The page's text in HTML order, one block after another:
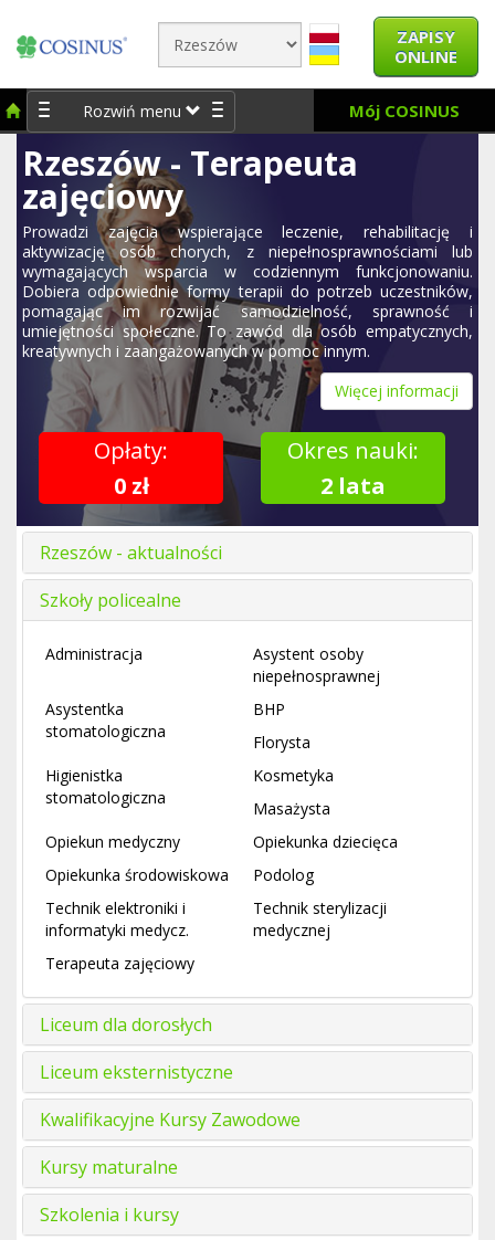
ZAPISY
ONLINE
Rozwiń menu Mój COSINUS
Rzeszów - Terapeuta
zajęciowy
Prowadzi zajęcia wspierające leczenie, rehabilitację i
aktywizację osób chorych, z niepełnosprawnościami lub
wymagających wsparcia w codziennym funkcjonowaniu.
Dobiera odpowiednie formy terapii do potrzeb uczestników,
pomagając im rozwijać samodzielność, sprawność i
umiejętności społeczne. To zawód dla osób empatycznych,
kreatywnych i zaangażowanych w pomoc innym.
Więcej informacji
Opłaty:
0 zł
Okres nauki:
2 lata
Rzeszów - aktualności
Szkoły policealne
Administracja
Asystent osoby
niepełnosprawnej
Asystentka
stomatologiczna
BHP
Florysta
Higienistka
stomatologiczna
Kosmetyka
Masażysta
Opiekun medyczny
Opiekunka dziecięca
Opiekunka środowiskowa
Podolog
Technik elektroniki i
informatyki medycz.
Technik sterylizacji
medycznej
Terapeuta zajęciowy
Liceum dla dorosłych
Liceum eksternistyczne
Kwalifikacyjne Kursy Zawodowe
Kursy maturalne
Szkolenia i kursy